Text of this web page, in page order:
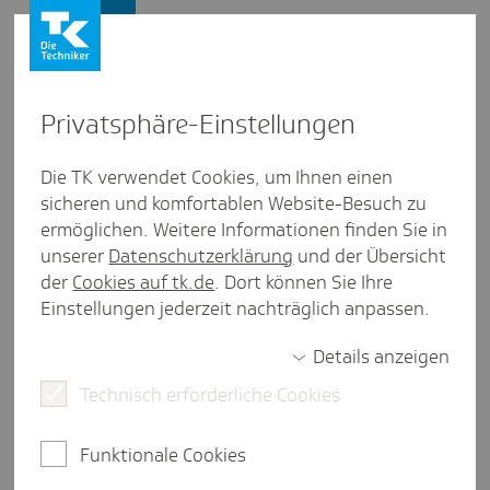
TK-Lex: Was ist das?
Gesetzestexte oder Informationen zur
Gehaltsabrechnung nachschlagen, den optimalen
Entgeltfortzahlungsversicherung ermitteln,
beitragspflichtiges Entgelt im Übergangsbereich
Firmenkunden TK-Lex
Privat­sphäre-Einstel­lungen
Die TK verwendet Cookies, um Ihnen einen
sicheren und komfortablen Website-Besuch zu
ermöglichen. Weitere Informationen finden Sie in
unserer Datenschutzerklärung und der Übersicht
der Cookies auf tk.de. Dort können Sie Ihre
Einstellungen jederzeit nachträglich anpassen.
Details anzeigen
Technisch erforderliche Cookies
Funktionale Cookies